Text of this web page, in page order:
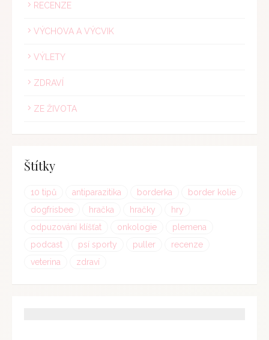
RECENZE
VÝCHOVA A VÝCVIK
VÝLETY
ZDRAVÍ
ZE ŽIVOTA
Štítky
10 tipů antiparazitika borderka
border kolie
dogfrisbee
hračka hračky
hry
odpuzování klíšťat
onkologie
plemena
podcast
psí sporty puller
recenze
veterina
zdraví